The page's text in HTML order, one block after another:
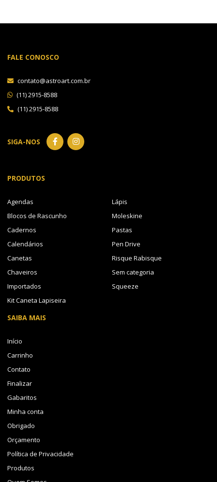
FALE CONOSCO
contato@astroart.com.br
(11) 2915-8588
(11) 2915-8588
SIGA-NOS
PRODUTOS
Agendas
Blocos de Rascunho
Cadernos
Calendários
Canetas
Chaveiros
Importados
Kit Caneta Lapiseira
Lápis
Moleskine
Pastas
Pen Drive
Risque Rabisque
Sem categoria
Squeeze
SAIBA MAIS
Início
Carrinho
Contato
Finalizar
Gabaritos
Minha conta
Obrigado
Orçamento
Política de Privacidade
Produtos